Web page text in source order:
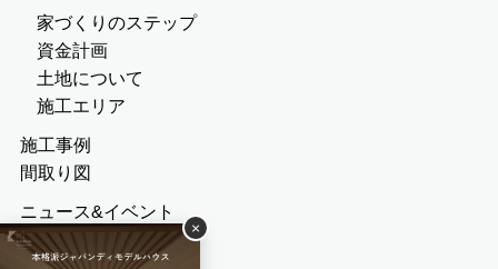
家づくりのステップ
資金計画
土地について
施工エリア
施工事例
間取り図
ニュース&イベント
勉強会・相談会
×